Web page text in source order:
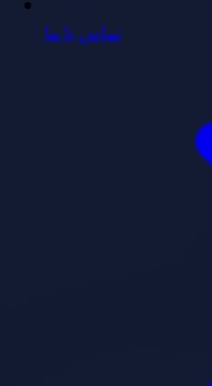
تماس با ما